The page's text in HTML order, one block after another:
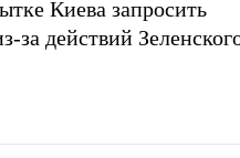
Киева запросить
за действий